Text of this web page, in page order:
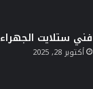
فني ستلايت الجهراء
أكتوبر 28, 2025